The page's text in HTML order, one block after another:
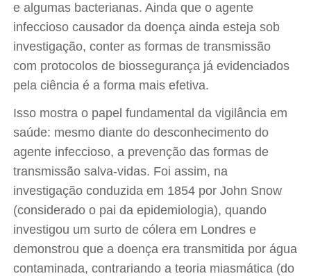
e algumas bacterianas. Ainda que o agente
infeccioso causador da doença ainda esteja sob
investigação, conter as formas de transmissão
com protocolos de biossegurança já evidenciados
pela ciência é a forma mais efetiva.
Isso mostra o papel fundamental da vigilância em
saúde: mesmo diante do desconhecimento do
agente infeccioso, a prevenção das formas de
transmissão salva-vidas. Foi assim, na
investigação conduzida em 1854 por John Snow
(considerado o pai da epidemiologia), quando
investigou um surto de cólera em Londres e
demonstrou que a doença era transmitida por água
contaminada, contrariando a teoria miasmática (do